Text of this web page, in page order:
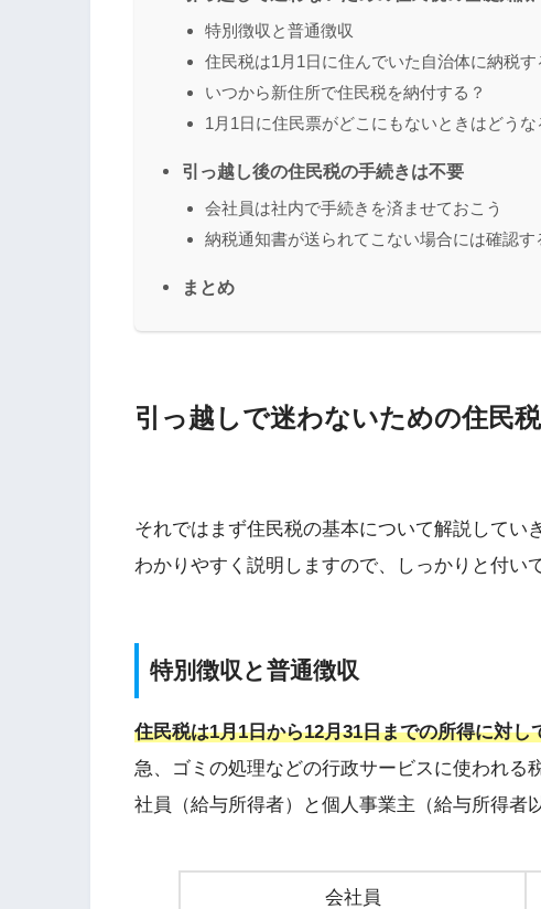
特別徴収と普通徴収
住民税は1月1日に住んでいた自治体に納税す
いつから新住所で住民税を納付する？
1月1日に住民票がどこにもないときはどうな
引っ越し後の住民税の手続きは不要
会社員は社内で手続きを済ませておこう
納税通知書が送られてこない場合には確認す
まとめ
引っ越しで迷わないための住民
それではまず住民税の基本について解説してい
わかりやすく説明しますので、しっかりと付い
特別徴収と普通徴収
住民税は1月1日から12月31日までの所得に対し
急、ゴミの処理などの行政サービスに使われる
社員（給与所得者）と個人事業主（給与所得者
会社員